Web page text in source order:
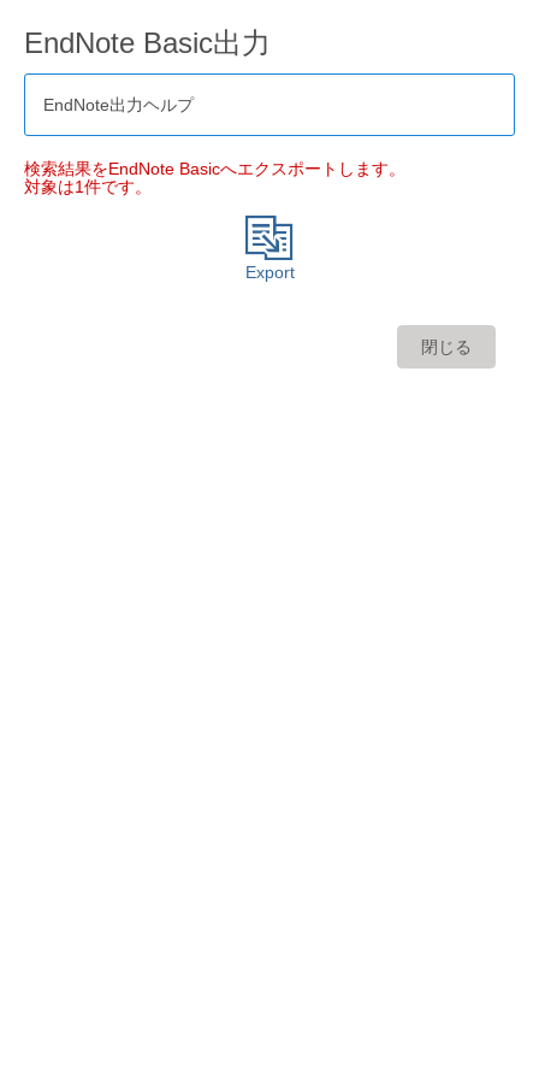
EndNote Basic出力
EndNote出力ヘルプ
検索結果をEndNote Basicへエクスポートします。
対象は1件です。
Export